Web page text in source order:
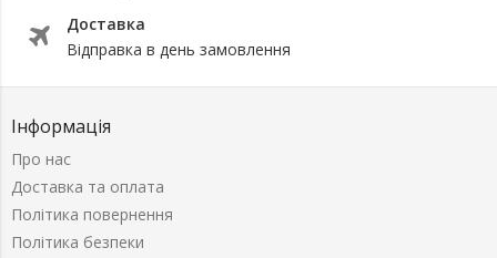
Доставка
Відправка в день замовлення
Інформація
Про нас
Доставка та оплата
Політика повернення
Політика безпеки